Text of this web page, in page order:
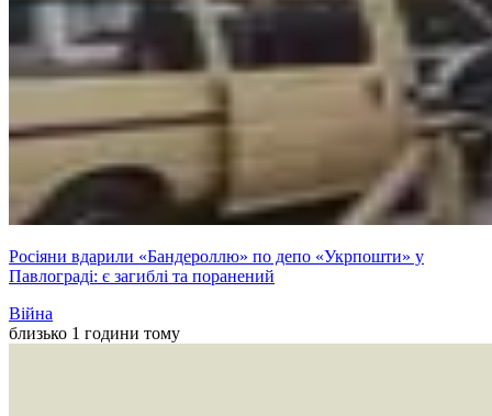
Росіяни вдарили «Бандероллю» по депо «Укрпошти» у
Павлограді: є загиблі та поранений
Війна
близько 1 години тому